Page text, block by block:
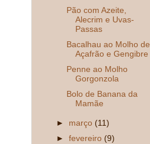
Pão com Azeite,
Alecrim e Uvas-
Passas
Bacalhau ao Molho de
Açafrão e Gengibre
Penne ao Molho
Gorgonzola
Bolo de Banana da
Mamãe
► março (11)
►fevereiro (9)